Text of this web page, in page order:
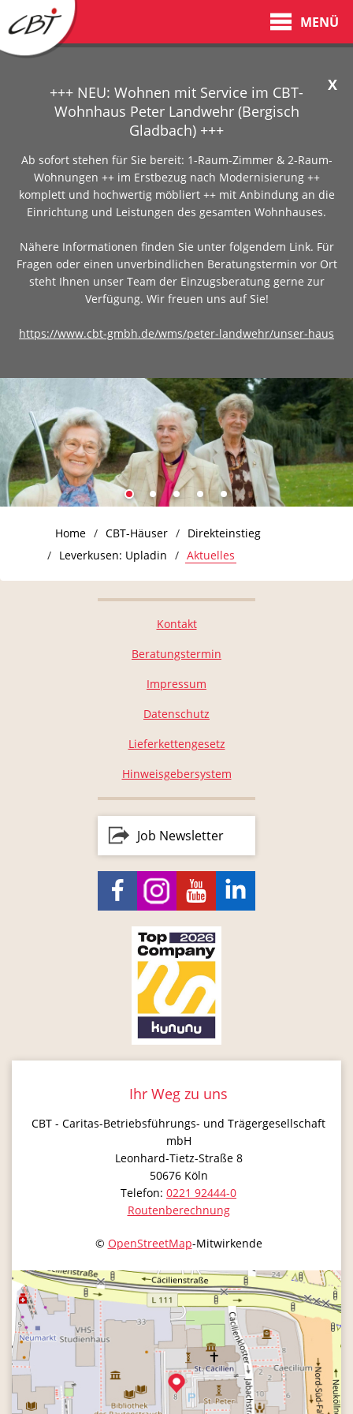
X
+++ NEU: Wohnen mit Service im CBT-
Wohnhaus Peter Landwehr (Bergisch
Gladbach) +++
Ab sofort stehen für Sie bereit: 1-Raum-Zimmer & 2-Raum-
Wohnungen ++ im Erstbezug nach Modernisierung ++
komplett und hochwertig möbliert ++ mit Anbindung an die
Einrichtung und Leistungen des gesamten Wohnhauses.
Nähere Informationen finden Sie unter folgendem Link. Für
Fragen oder einen unverbindlichen Beratungstermin vor Ort
steht Ihnen unser Team der Einzugsberatung gerne zur
Verfügung. Wir freuen uns auf Sie!
https://www.cbt-gmbh.de/wms/peter-landwehr/unser-haus
MENÜ
Home CBT-Häuser
Direkteinstieg
Leverkusen: Upladin
Aktuelles
Kontakt
Beratungstermin
Impressum
Datenschutz
Lieferkettengesetz
Hinweisgebersystem
Job Newsletter
Ihr Weg zu uns
CBT - Caritas-Betriebsführungs- und Trägergesellschaft
mbH
Leonhard-Tietz-Straße 8
50676 Köln
Telefon: 0221 92444-0
Routenberechnung
© OpenStreetMap-Mitwirkende